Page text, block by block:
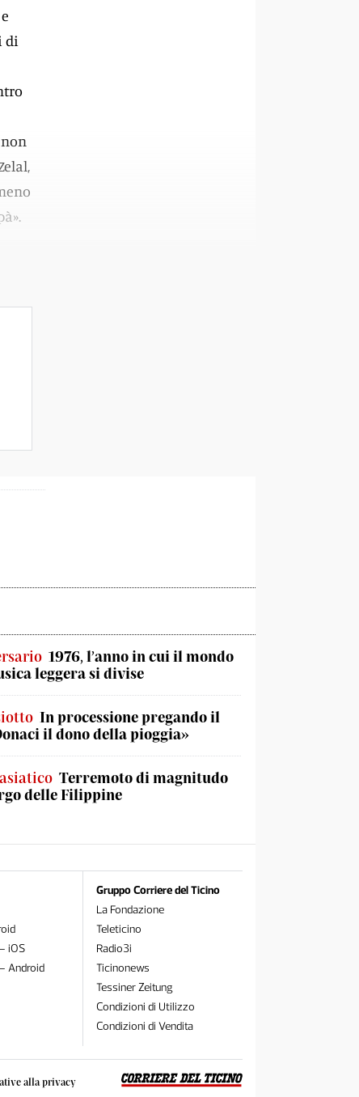
di
1976, l’anno in cui il mondo
leggera si divise
In processione pregando il
il dono della pioggia»
Terremoto di magnitudo
delle Filippine
alla privacy
iOS
Android
Gruppo Corriere del Ticino
La Fondazione
Teleticino
Radio3i
Ticinonews
Tessiner Zeitung
Condizioni di Utilizzo
Condizioni di Vendita